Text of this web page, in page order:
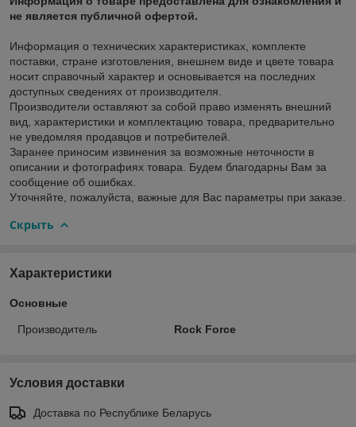
не является публичной офертой.
Информация о технических характеристиках, комплекте
поставки, стране изготовления, внешнем виде и цвете товара
носит справочный характер и основывается на последних
доступных сведениях от производителя.
Производители оставляют за собой право изменять внешний
вид, характеристики и комплектацию товара, предварительно
не уведомляя продавцов и потребителей.
Заранее приносим извинения за возможные неточности в
описании и фотографиях товара. Будем благодарны Вам за
сообщение об ошибках.
Уточняйте, пожалуйста, важные для Вас параметры при заказе.
Скрыть
Характеристики
Основные
Производитель Rock Force
Условия доставки
Доставка по Республике Беларусь